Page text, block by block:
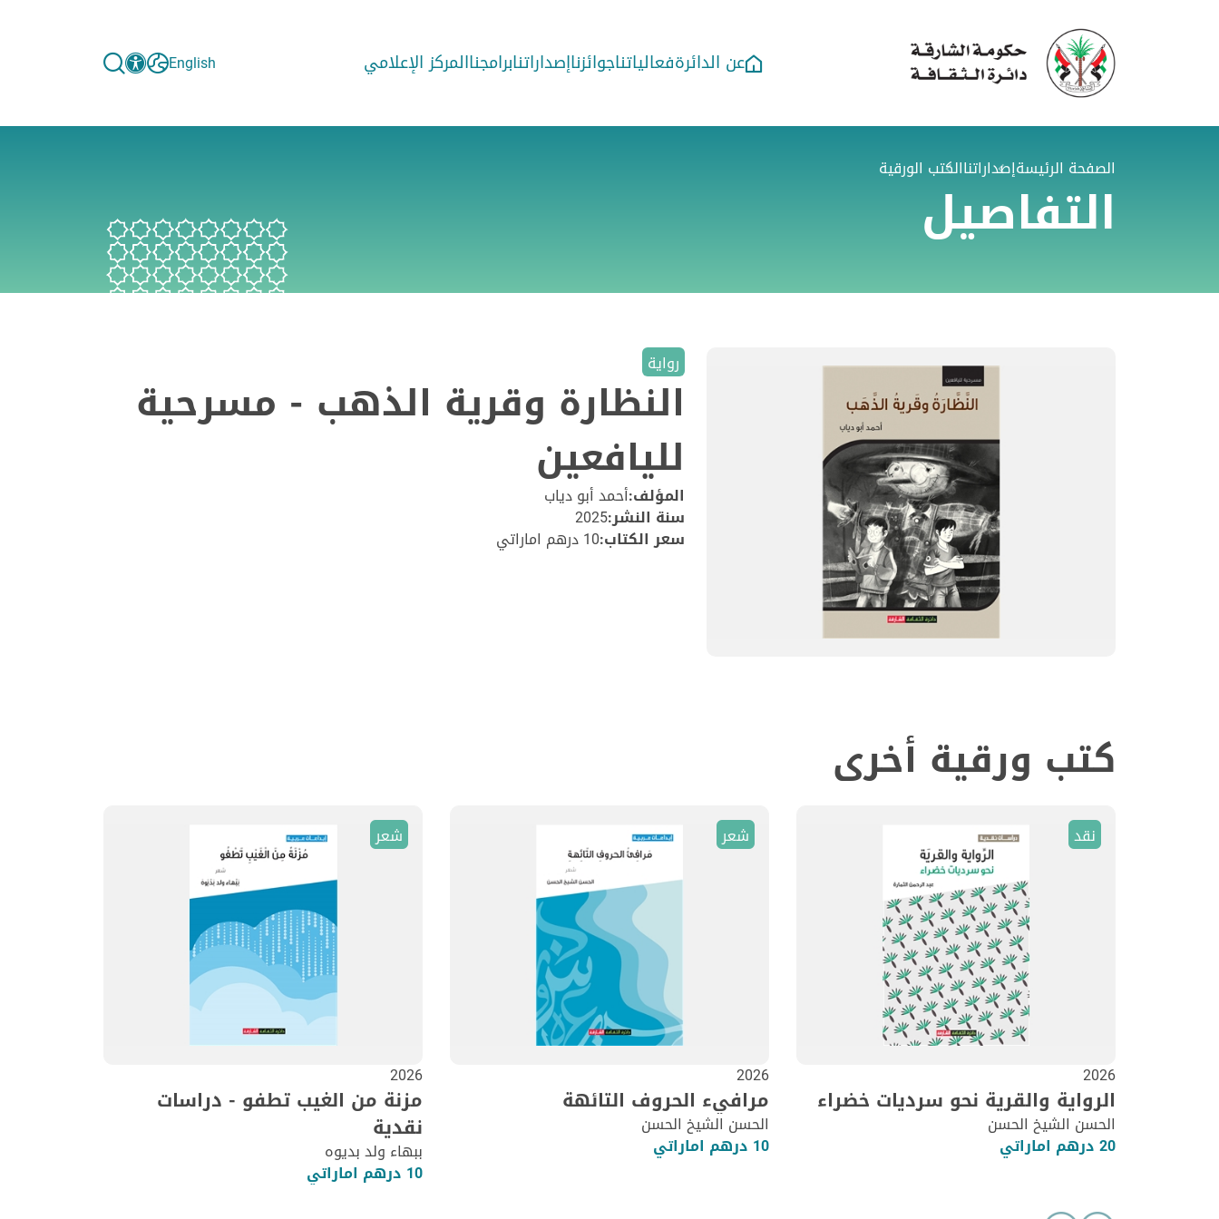
عن الدائرةفعالياتناجوائزناإصداراتنابرامجناالمركز الإعلامي English
الصفحة الرئيسةإصداراتناالكتب الورقية
التفاصيل
رواية
النظارة وقرية الذهب - مسرحية
لليافعين
المؤلف:أحمد أبو دياب
سنة النشر:2025
سعر الكتاب:10 درهم اماراتي
كتب ورقية أخرى
نقد
2026
الرواية والقرية نحو سرديات خضراء
الحسن الشيخ الحسن
20 درهم اماراتي
شعر
2026
مرافيء الحروف التائهة
الحسن الشيخ الحسن
10 درهم اماراتي
شعر
2026
مزنة من الغيب تطفو - دراسات
نقدية
ببهاء ولد بديوه
10 درهم اماراتي